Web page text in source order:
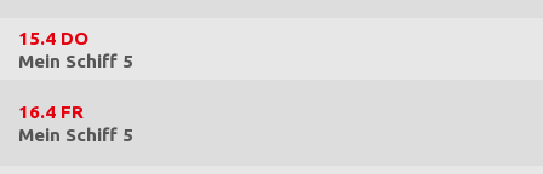
15.4 DO
Mein Schiff 5
16.4 FR
Mein Schiff 5